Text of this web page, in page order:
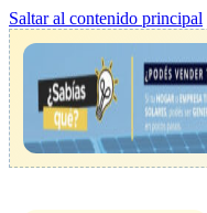
Saltar al contenido principal